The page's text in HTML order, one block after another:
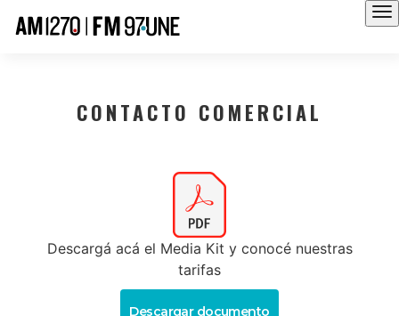
CONTACTO COMERCIAL
Descargá acá el Media Kit y conocé nuestras
tarifas
Descargar documento